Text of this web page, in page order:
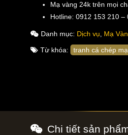
Mạ vàng 24k trên mọi
Hotline: 0912 153 210 –
Danh mục: Dịch vụ Mạ
Từ khóa: tranh cá chép
Chi tiết sản